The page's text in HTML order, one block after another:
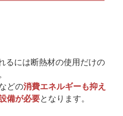
るには断熱材の使用だけの
どの消費エネルギーも抑え
備が必要となります。